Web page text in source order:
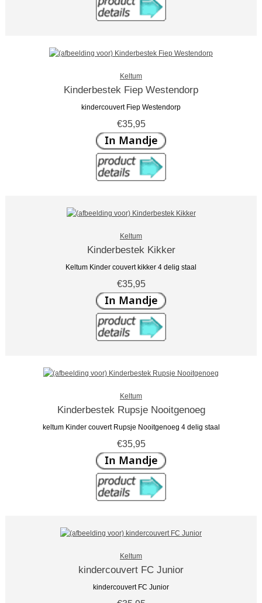
Keltum
Kinderbestek Fiep Westendorp
kindercouvert Fiep Westendorp
€35,95
Keltum
Kinderbestek Kikker
Keltum Kinder couvert kikker 4 delig staal
€35,95
Keltum
Kinderbestek Rupsje Nooitgenoeg
keltum Kinder couvert Rupsje Nooitgenoeg 4 delig staal
€35,95
Keltum
kindercouvert FC Junior
kindercouvert FC Junior